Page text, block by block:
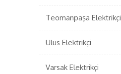
Teomanpaşa Elektrikçi
Ulus Elektrikçi
Varsak Elektrikçi